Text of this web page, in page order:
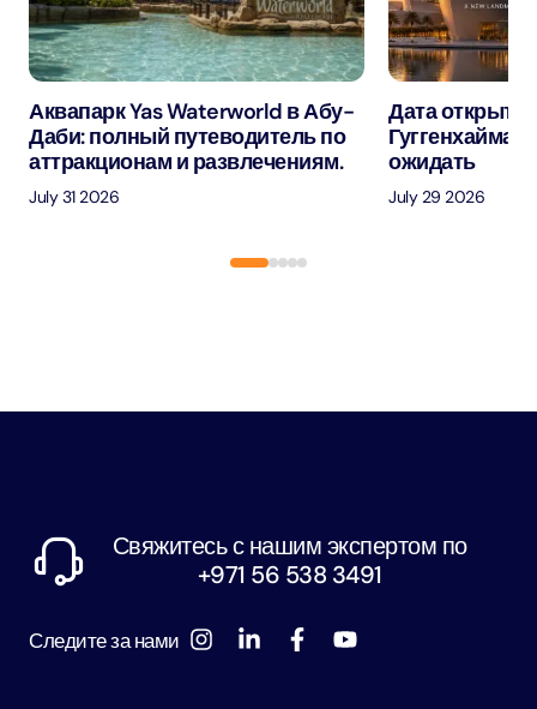
Аквапарк Yas Waterworld в Абу-
Даби: полный путеводитель по
аттракционам и развлечениям.
July 31 2026
Дата
Гуггенхайма
ожидать
July 29 2026
Свяжитесь с нашим экспертом по
+971 56 538 3491
Следите за нами